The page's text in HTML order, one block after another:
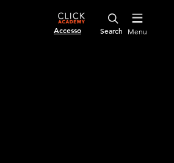
Accesso Menu